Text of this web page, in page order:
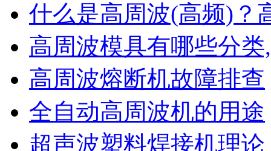
什么是高周波(高频)？
高周波模具有哪些分
高周波熔断机故障排查
全自动高周波机的用途
超声波塑料焊接机理论